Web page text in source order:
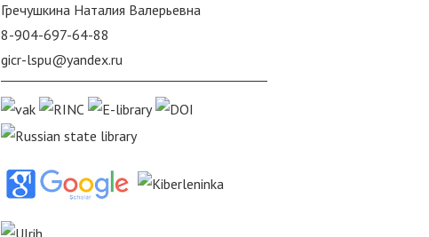
Гречушкина Наталия Валерьевна
8-904-697-64-88
gicr-lspu@yandex.ru